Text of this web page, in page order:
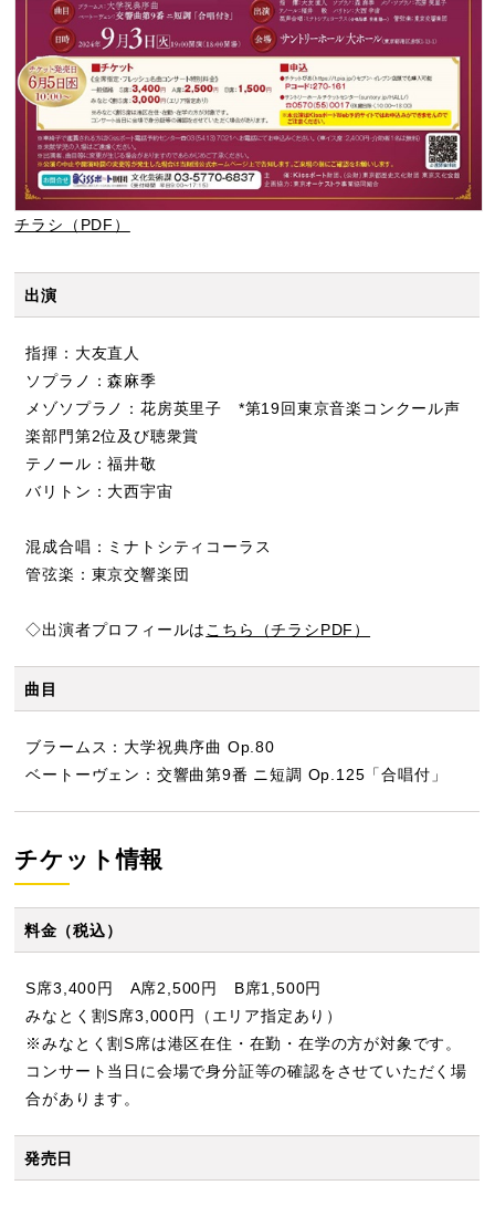
チラシ（PDF）
出演
指揮：大友直人
ソプラノ：森麻季
メゾソプラノ：花房英里子 *第19回東京音楽コンクール声
楽部門第2位及び聴衆賞
テノール：福井敬
バリトン：大西宇宙
混成合唱：ミナトシティコーラス
管弦楽：東京交響楽団
◇出演者プロフィールは こちら（チラシPDF）
曲目
ブラームス：大学祝典序曲 Op.80
ベートーヴェン：交響曲第9番 ニ短調 Op.125「合唱付」
チケット情報
料金（税込）
S席3,400円 A席2,500円 B席1,500円
みなとく割S席3,000円（エリア指定あり）
※みなとく割S席は港区在住・在勤・在学の方が対象です。
コンサート当日に会場で身分証等の確認をさせていただく場
合があります。
発売日